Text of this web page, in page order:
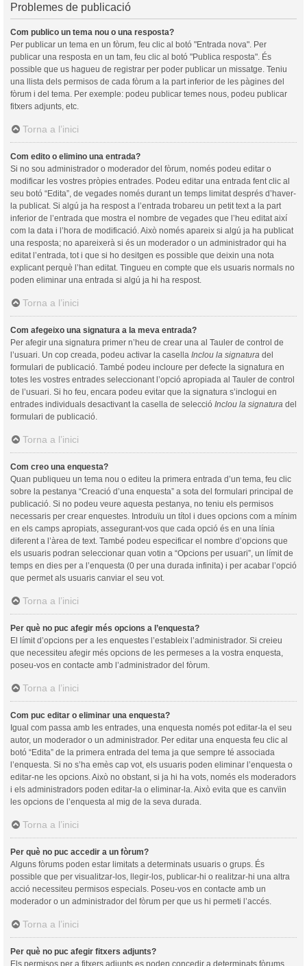
Problemes de publicació
Com publico un tema nou o una resposta?
Per publicar un tema en un fòrum, feu clic al botó "Entrada nova". Per
publicar una resposta en un tam, feu clic al botó "Publica resposta". És
possible que us hagueu de registrar per poder publicar un missatge. Teniu
una llista dels permisos de cada fòrum a la part inferior de les pàgines del
fòrum i del tema. Per exemple: podeu publicar temes nous, podeu publicar
fitxers adjunts, etc.
Torna a l’inici
Com edito o elimino una entrada?
Si no sou administrador o moderador del fòrum, només podeu editar o
modificar les vostres pròpies entrades. Podeu editar una entrada fent clic al
seu botó “Edita”, de vegades només durant un temps limitat després d’haver-
la publicat. Si algú ja ha respost a l’entrada trobareu un petit text a la part
inferior de l’entrada que mostra el nombre de vegades que l’heu editat així
com la data i l’hora de modificació. Això només apareix si algú ja ha publicat
una resposta; no apareixerà si és un moderador o un administrador qui ha
editat l’entrada, tot i que si ho desitgen es possible que deixin una nota
explicant perquè l’han editat. Tingueu en compte que els usuaris normals no
poden eliminar una entrada si algú ja hi ha respost.
Torna a l’inici
Com afegeixo una signatura a la meva entrada?
Per afegir una signatura primer n’heu de crear una al Tauler de control de
l’usuari. Un cop creada, podeu activar la casella Inclou la signatura del
formulari de publicació. També podeu incloure per defecte la signatura en
totes les vostres entrades seleccionant l’opció apropiada al Tauler de control
de l’usuari. Si ho feu, encara podeu evitar que la signatura s’inclogui en
entrades individuals desactivant la casella de selecció Inclou la signatura del
formulari de publicació.
Torna a l’inici
Com creo una enquesta?
Quan publiqueu un tema nou o editeu la primera entrada d’un tema, feu clic
sobre la pestanya “Creació d’una enquesta” a sota del formulari principal de
publicació. Si no podeu veure aquesta pestanya, no teniu els permisos
necessaris per crear enquestes. Introduïu un títol i dues opcions com a mínim
en els camps apropiats, assegurant-vos que cada opció és en una línia
diferent a l’àrea de text. També podeu especificar el nombre d’opcions que
els usuaris podran seleccionar quan votin a “Opcions per usuari”, un límit de
temps en dies per a l’enquesta (0 per una durada infinita) i per acabar l’opció
que permet als usuaris canviar el seu vot.
Torna a l’inici
Per què no puc afegir més opcions a l’enquesta?
El límit d’opcions per a les enquestes l’estableix l’administrador. Si creieu
que necessiteu afegir més opcions de les permeses a la vostra enquesta,
poseu-vos en contacte amb l’administrador del fòrum.
Torna a l’inici
Com puc editar o eliminar una enquesta?
Igual com passa amb les entrades, una enquesta només pot editar-la el seu
autor, un moderador o un administrador. Per editar una enquesta feu clic al
botó “Edita” de la primera entrada del tema ja que sempre té associada
l’enquesta. Si no s’ha emès cap vot, els usuaris poden eliminar l’enquesta o
editar-ne les opcions. Això no obstant, si ja hi ha vots, només els moderadors
i els administradors poden editar-la o eliminar-la. Això evita que es canvïin
les opcions de l’enquesta al mig de la seva durada.
Torna a l’inici
Per què no puc accedir a un fòrum?
Alguns fòrums poden estar limitats a determinats usuaris o grups. És
possible que per visualitzar-los, llegir-los, publicar-hi o realitzar-hi una altra
acció necessiteu permisos especials. Poseu-vos en contacte amb un
moderador o un administrador del fòrum per que us hi permeti l’accés.
Torna a l’inici
Per què no puc afegir fitxers adjunts?
Els permisos per a fitxers adjunts es poden concedir a determinats fòrums,